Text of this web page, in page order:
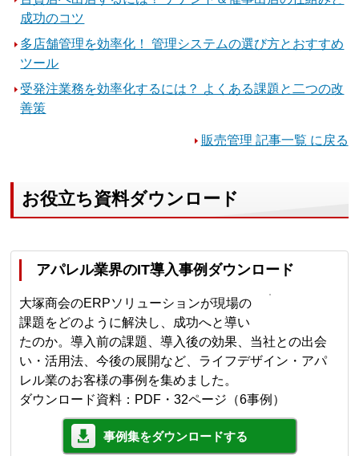
成功のコツ
多店舗管理を効率化！ 管理システムの選び方とおすすめ
ツール
受発注業務を効率化するには？ よくある課題と二つの改
善策
販売管理 記事一覧 に戻る
お役立ち資料ダウンロード
アパレル業界のIT導入事例ダウンロード
大塚商会のERPソリューションが現場の
課題をどのように解決し、成功へと導い
たのか。導入前の課題、導入後の効果、当社との出会
い・活用法、今後の展開など、ライフデザイン・アパ
レル業のお客様の事例を集めました。
ダウンロード資料：PDF・32ページ（6事例）
事例集をダウンロードする